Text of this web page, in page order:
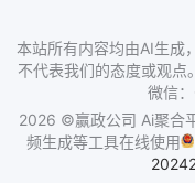
本站所有内容均由AI生成
不代表我们的态度或观
微信
2026 ©赢政公司 Ai聚合
频生成等工具在线使用